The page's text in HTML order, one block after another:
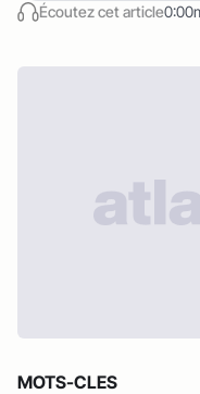
Écoutez cet article
MOTS-CLES